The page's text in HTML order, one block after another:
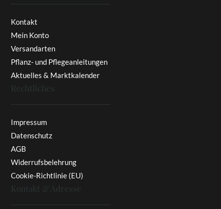
Kontakt
Mein Konto
Versandarten
Pflanz- und Pflegeanleitungen
Aktuelles & Marktkalender
Rechtliches
Impressum
Datenschutz
AGB
Widerrufsbelehrung
Cookie-Richtlinie (EU)
Kontakt & Adresse